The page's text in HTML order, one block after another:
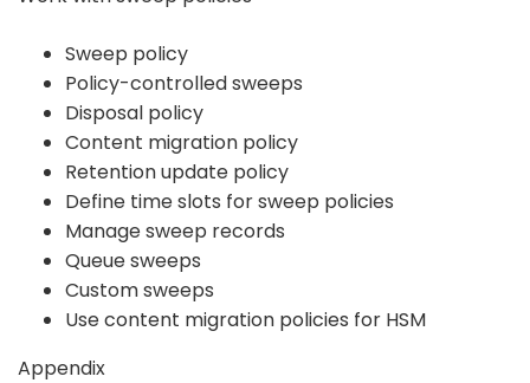
Sweep policy
Policy-controlled sweeps
Disposal policy
Content migration policy
Retention update policy
Define time slots for sweep policies
Manage sweep records
Queue sweeps
Custom sweeps
Use content migration policies for HSM
Appendix